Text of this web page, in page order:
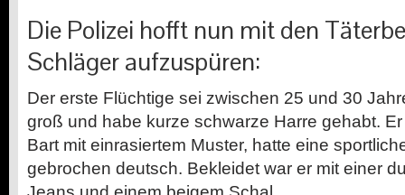
Die Polizei hofft nun mit den
Schläger aufzuspüren:
Der erste Flüchtige sei zwischen 25 und 30
groß und habe kurze schwarze Harre gehabt.
Bart mit einrasiertem Muster, hatte eine
gebrochen deutsch. Bekleidet war er mit einer